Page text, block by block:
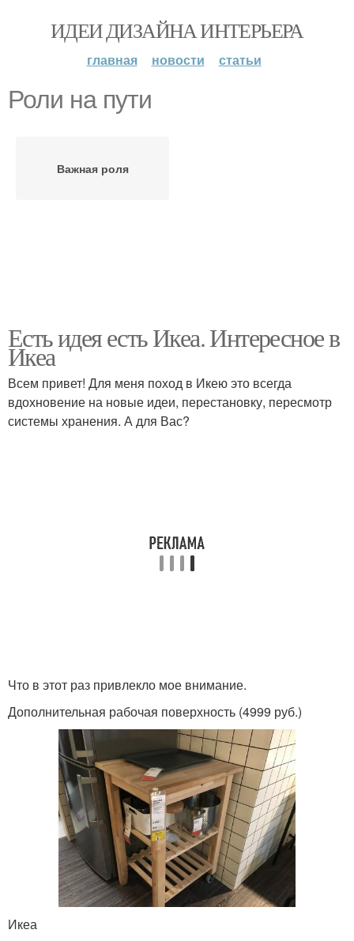
ИДЕИ ДИЗАЙНА ИНТЕРЬЕРА
главная новости статьи
Роли на пути
Важная роля
Есть идея есть Икеа. Интересное в
Икеа
Всем привет! Для меня поход в Икею это всегда
вдохновение на новые идеи, перестановку, пересмотр
системы хранения. А для Вас?
Что в этот раз привлекло мое внимание.
Дополнительная рабочая поверхность (4999 руб.)
Икеа